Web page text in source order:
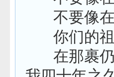
不要像
你们的
在那裹